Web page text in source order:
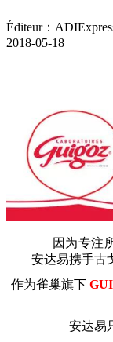
Éditeur：
2018-05-18
因为专注
安达易携手古
作为雀巢旗下 G
安达易